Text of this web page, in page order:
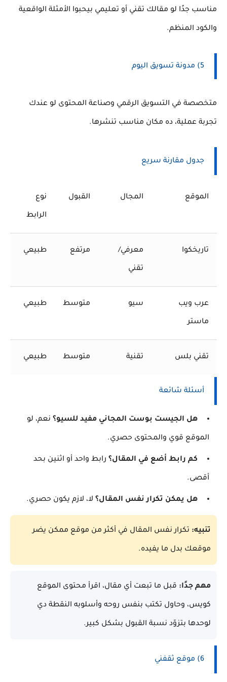
مناسب جدًا لو مقالك تقني أو تعليمي بيحبوا الأمثلة الواقعية
والكود المنظم.
5) مدونة تسويق اليوم
متخصصة في التسويق الرقمي وصناعة المحتوى لو عندك
تجربة عملية، ده مكان مناسب تنشرها.
جدول مقارنة سريع
الموقع المجال القبول نوع
الرابط
تاريخكوا معرفي/
تقني
مرتفع طبيعي
عرب ويب
ماستر
سيو متوسط طبيعي
تقني بلس تقنية متوسط طبيعي
أسئلة شائعة
هل الجيست بوست المجاني مفيد للسيو؟ نعم، لو
الموقع قوي والمحتوى حصري.
كم رابط أضع في المقال؟ رابط واحد أو اثنين بحد
أقصى.
هل يمكن تكرار نفس المقال؟ لا، لازم يكون حصري.
تنبيه: تكرار نفس المقال في أكثر من موقع ممكن يضر
موقعك بدل ما يفيده.
مهم جدًا: قبل ما تبعت أي مقال، اقرأ محتوى الموقع
كويس، وحاول تكتب بنفس روحه وأسلوبه النقطة دي
لوحدها بتزوّد نسبة القبول بشكل كبير.
6) موقع ثقفني